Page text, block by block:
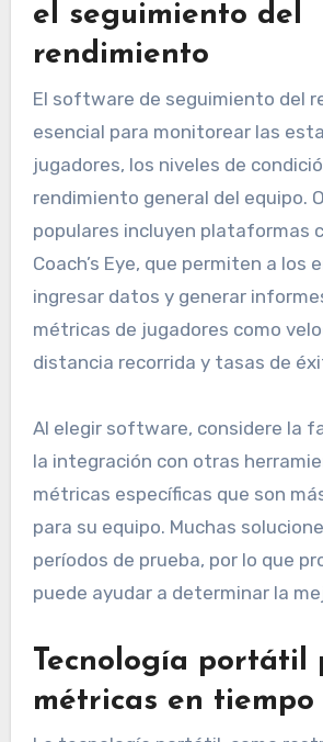
el seguimiento del
rendimiento
El software de seguimiento del
esencial para monitorear las
jugadores, los niveles de
rendimiento general del equipo.
populares incluyen plataformas
Coach’s Eye, que permiten a los
ingresar datos y generar
métricas de jugadores como
distancia recorrida y tasas de
Al elegir software, considere la
la integración con otras
métricas específicas que son
para su equipo. Muchas
períodos de prueba, por lo que
puede ayudar a determinar la
Tecnología portátil
métricas en tiempo